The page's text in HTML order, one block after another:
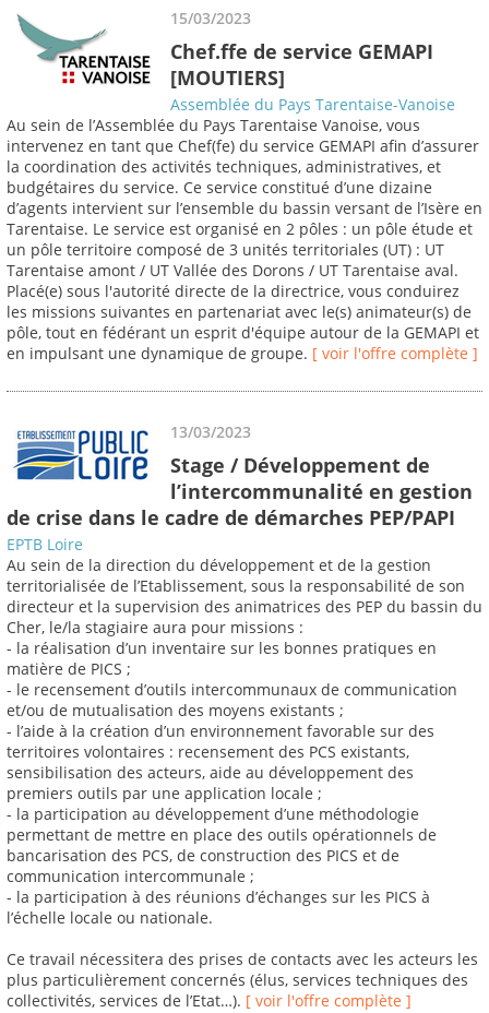
15/03/2023
Chef.ffe de service GEMAPI
[MOUTIERS]
Assemblée du Pays Tarentaise-Vanoise
Au sein de l’Assemblée du Pays Tarentaise Vanoise, vous
intervenez en tant que Chef(fe) du service GEMAPI afin d’assurer
la coordination des activités techniques, administratives, et
budgétaires du service. Ce service constitué d’une dizaine
d’agents intervient sur l’ensemble du bassin versant de l’Isère en
Tarentaise. Le service est organisé en 2 pôles : un pôle étude et
un pôle territoire composé de 3 unités territoriales (UT) : UT
Tarentaise amont / UT Vallée des Dorons / UT Tarentaise aval.
Placé(e) sous l'autorité directe de la directrice, vous conduirez
les missions suivantes en partenariat avec le(s) animateur(s) de
pôle, tout en fédérant un esprit d'équipe autour de la GEMAPI et
en impulsant une dynamique de groupe. [ voir l'offre complète ]
13/03/2023
Stage / Développement de
l’intercommunalité en gestion
de crise dans le cadre de démarches PEP/PAPI
EPTB Loire
Au sein de la direction du développement et de la gestion
territorialisée de l’Etablissement, sous la responsabilité de son
directeur et la supervision des animatrices des PEP du bassin du
Cher, le/la stagiaire aura pour missions :
- la réalisation d’un inventaire sur les bonnes pratiques en
matière de PICS ;
- le recensement d’outils intercommunaux de communication
et/ou de mutualisation des moyens existants ;
- l’aide à la création d’un environnement favorable sur des
territoires volontaires : recensement des PCS existants,
sensibilisation des acteurs, aide au développement des
premiers outils par une application locale ;
- la participation au développement d’une méthodologie
permettant de mettre en place des outils opérationnels de
bancarisation des PCS, de construction des PICS et de
communication intercommunale ;
- la participation à des réunions d’échanges sur les PICS à
l’échelle locale ou nationale.
Ce travail nécessitera des prises de contacts avec les acteurs les
plus particulièrement concernés (élus, services techniques des
collectivités, services de l’Etat…). [ voir l'offre complète ]